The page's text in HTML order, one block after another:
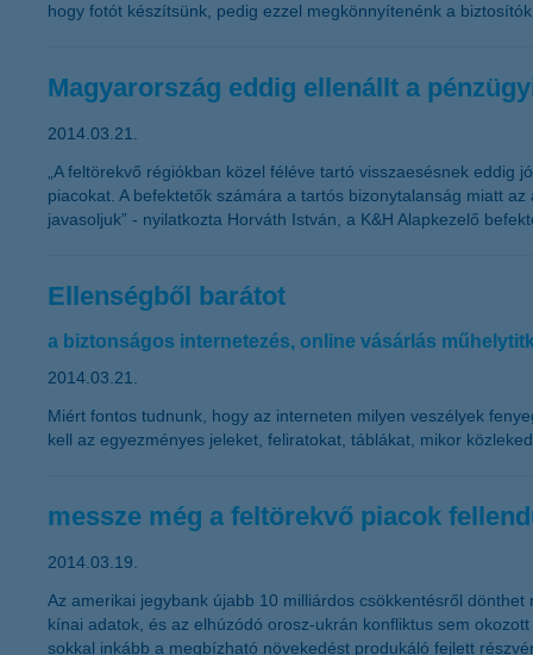
hogy fotót készítsünk, pedig ezzel megkönnyítenénk a
Magyarország eddig ellenállt a
2014.03.21.
„A feltörekvő régiókban közel féléve tartó visszaesésnek
piacokat. A befektetők számára a tartós bizonytalanság miatt
javasoljuk” - nyilatkozta Horváth István, a K&H Alapkezelő
Ellenségből barátot
a biztonságos internetezés, online vásárlás
2014.03.21.
Miért fontos tudnunk, hogy az interneten milyen veszélyek
kell az egyezményes jeleket, feliratokat, táblákat, mikor
messze még a feltörekvő piacok
2014.03.19.
Az amerikai jegybank újabb 10 milliárdos csökkentésről
kínai adatok, és az elhúzódó orosz-ukrán konfliktus sem
sokkal inkább a megbízható növekedést produkáló fejlett